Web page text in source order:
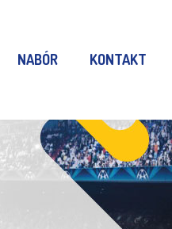
NABÓR KONTAKT